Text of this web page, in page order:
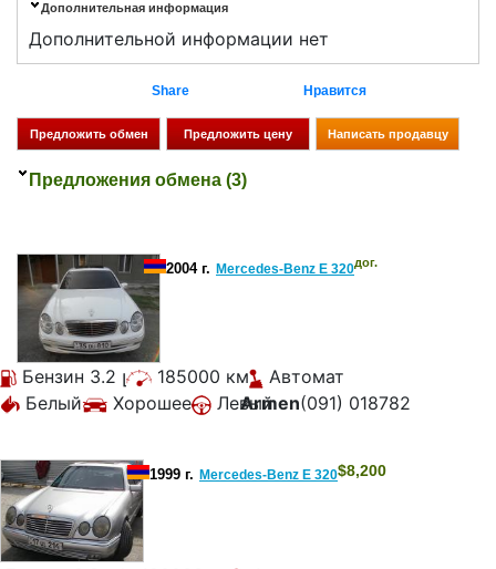
Дополнительная информация
Дополнительной информации нет
Share Нравится
Предложения обмена (3)
2004 г. Mercedes-Benz E 320дог.
Бензин 3.2 լ 185000 км
Автомат
Белый
Хорошее Левый
Armen(091) 018782
1999 г. Mercedes-Benz E 320$8,200